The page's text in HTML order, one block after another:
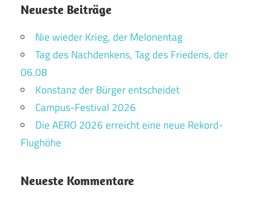
Neueste Beiträge
Nie wieder Krieg, der Melonentag
Tag des Nachdenkens, Tag des Friedens, der
06.08
Konstanz der Bürger entscheidet
Campus-Festival 2026
Die AERO 2026 erreicht eine neue Rekord-
Flughöhe
Neueste Kommentare